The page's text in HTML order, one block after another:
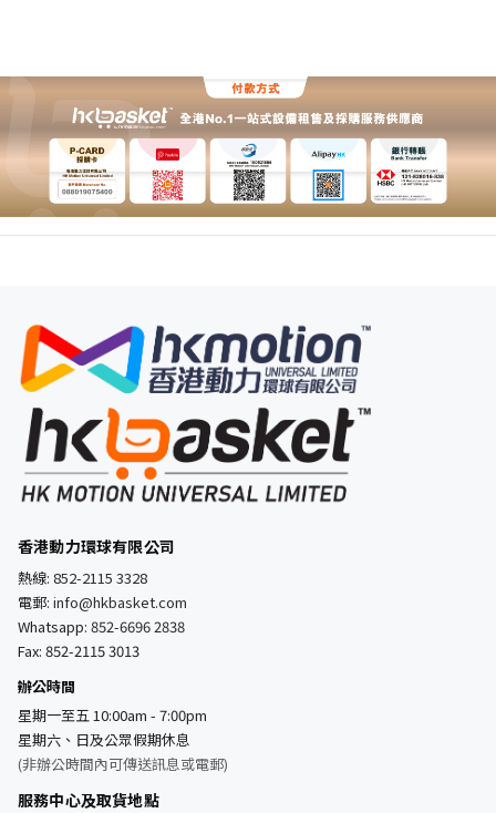
香港動力環球有限公司
熱線: 852-2115 3328
電郵: info@hkbasket.com
Whatsapp: 852-6696 2838
Fax: 852-2115 3013
辦公時間
星期一至五 10:00am - 7:00pm
星期六、日及公眾假期休息
(非辦公時間內可傳送訊息或電郵)
服務中心及取貨地點